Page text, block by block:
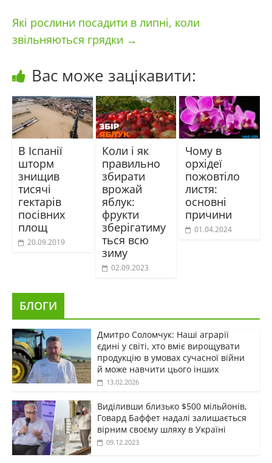
Які рослини посадити в липні, коли
звільняються грядки →
Вас може зацікавити:
В Іспанії
шторм
знищив
тисячі
гектарів
посівних
площ
20.09.2019
Коли і як
правильно
збирати
врожай
яблук:
фрукти
зберігатиму
ться всю
зиму
02.09.2023
Чому в
орхідеї
пожовтіло
листя:
основні
причини
01.04.2024
БЛОГИ
Дмитро Соломчук: Наші аграрії
єдині у світі, хто вміє вирощувати
продукцію в умовах сучасної війни
й може навчити цього інших
13.02.2026
Виділивши близько $500 мільйонів,
Говард Баффет надалі залишається
вірним своєму шляху в Україні
09.12.2023